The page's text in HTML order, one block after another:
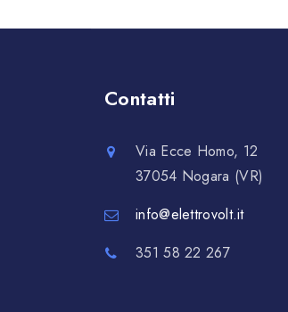
Contatti
Via Ecce Homo, 12
37054 Nogara (VR)
info@elettrovolt.it
351 58 22 267